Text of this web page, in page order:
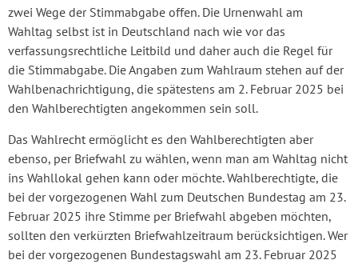
zwei Wege der Stimmabgabe offen. Die Urnenwahl am
Wahltag selbst ist in Deutschland nach wie vor das
verfassungsrechtliche Leitbild und daher auch die Regel für
die Stimmabgabe. Die Angaben zum Wahlraum stehen auf der
Wahlbenachrichtigung, die spätestens am 2. Februar 2025 bei
den Wahlberechtigten angekommen sein soll.
Das Wahlrecht ermöglicht es den Wahlberechtigten aber
ebenso, per Briefwahl zu wählen, wenn man am Wahltag nicht
ins Wahllokal gehen kann oder möchte. Wahlberechtigte, die
bei der vorgezogenen Wahl zum Deutschen Bundestag am 23.
Februar 2025 ihre Stimme per Briefwahl abgeben möchten,
sollten den verkürzten Briefwahlzeitraum berücksichtigen. Wer
bei der vorgezogenen Bundestagswahl am 23. Februar 2025